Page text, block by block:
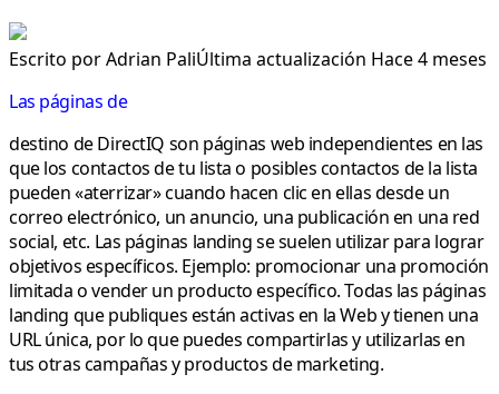
Escrito porAdrian PaliÚltima actualización Hace 4 meses
Las páginas de
destino de DirectIQ son páginas web independientes en las
que los contactos de tu lista o posibles contactos de la lista
pueden «aterrizar» cuando hacen clic en ellas desde un
correo electrónico, un anuncio, una publicación en una red
social, etc. Las páginas landing se suelen utilizar para lograr
objetivos específicos. Ejemplo: promocionar una promoción
limitada o vender un producto específico. Todas las páginas
landing que publiques están activas en la Web y tienen una
URL única, por lo que puedes compartirlas y utilizarlas en
tus otras campañas y productos de marketing.